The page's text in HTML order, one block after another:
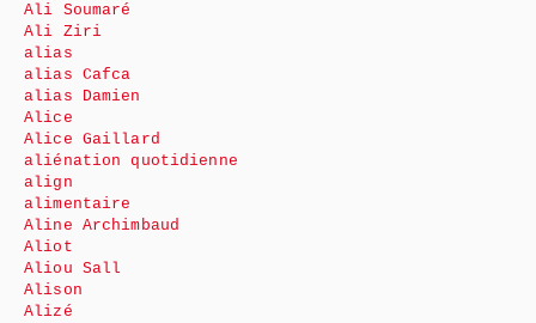
Ali Soumaré
Ali Ziri
alias
alias Cafca
alias Damien
Alice
Alice Gaillard
aliénation quotidienne
align
alimentaire
Aline Archimbaud
Aliot
Aliou Sall
Alison
Alizé